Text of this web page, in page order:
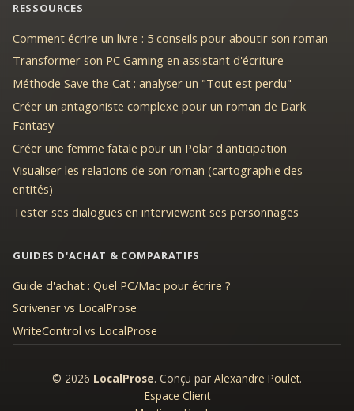
RESSOURCES
Comment écrire un livre : 5 conseils pour aboutir son roman
Transformer son PC Gaming en assistant d'écriture
Méthode Save the Cat : analyser un "Tout est perdu"
Créer un antagoniste complexe pour un roman de Dark
Fantasy
Créer une femme fatale pour un Polar d'anticipation
Visualiser les relations de son roman (cartographie des
entités)
Tester ses dialogues en interviewant ses personnages
GUIDES D'ACHAT & COMPARATIFS
Guide d'achat : Quel PC/Mac pour écrire ?
Scrivener vs LocalProse
WriteControl vs LocalProse
© 2026 LocalProse. Conçu par Alexandre Poulet.
Espace Client